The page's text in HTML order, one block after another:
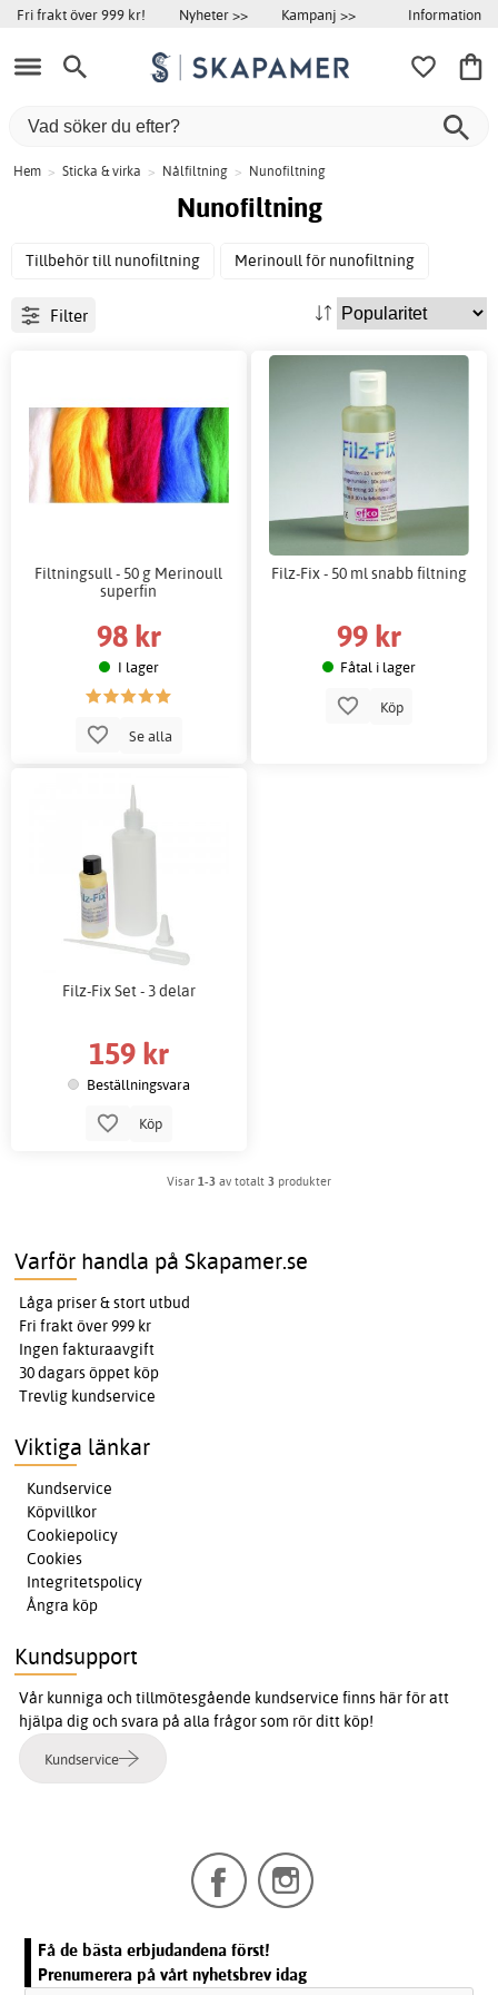
Fri frakt över 999 kr! Nyheter >> Kampanj >> Information
Hem > Sticka & virka > Nålfiltning > Nunofiltning
Nunofiltning
Tillbehör till nunofiltning Merinoull för nunofiltning
Filter
Filtningsull - 50 g Merinoull
superfin
98 kr
I lager
Se alla
Filz-Fix - 50 ml snabb filtning
99 kr
Fåtal i lager
Köp
Filz-Fix Set - 3 delar
159 kr
Beställningsvara
Köp
Visar 1-3 av totalt 3 produkter
Varför handla på Skapamer.se
Låga priser & stort utbud
Fri frakt över 999 kr
Ingen fakturaavgift
30 dagars öppet köp
Trevlig kundservice
Viktiga länkar
Kundservice
Köpvillkor
Cookiepolicy
Cookies
Integritetspolicy
Ångra köp
Kundsupport
Vår kunniga och tillmötesgående kundservice finns här för att
hjälpa dig och svara på alla frågor som rör ditt köp!
Kundservice
Få de bästa erbjudandena först!
Prenumerera på vårt nyhetsbrev idag